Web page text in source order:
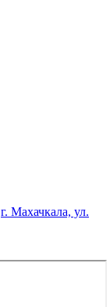
г. Махачкала, ул.